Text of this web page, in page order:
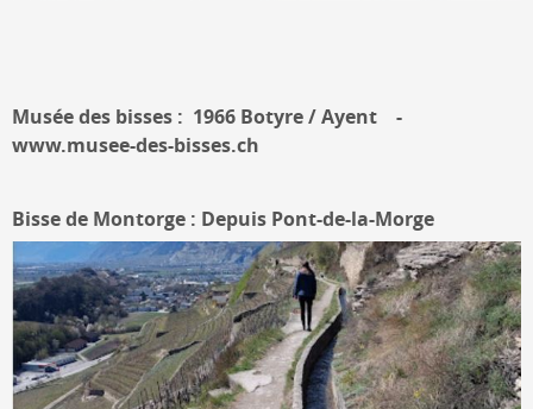
Musée des bisses : 1966 Botyre / Ayent -
www.musee-des-bisses.ch
Bisse de Montorge : Depuis Pont-de-la-Morge